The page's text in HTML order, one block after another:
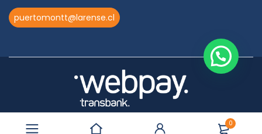
0
puertomontt@larense.cl